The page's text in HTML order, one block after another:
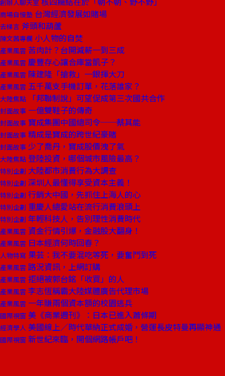
創辦人聊天室
商場自慢塾 台灣經濟發展如賭場
去梯言 斧頭和葫蘆
陳文茜專欄 小人物的自焚
產業風雲 苦肉計？台開減薪一到三成
產業風雲 慶豐存心讓合庫當凱子？
產業風雲 陳建隆「搶救」一銀揮大刀
產業風雲 五千萬支手機訂單，花落誰家？
大陸焦點 「邦聯制說」可望促成第三次國共合作
封面故事 一億雙鞋子的傳奇
封面故事 寶成集團中國總司令──蔡其能
封面故事 精成是寶成的跨世紀豪賭
封面故事 少了喬丹，寶成股價洩了氣
大陸焦點 登陸投資，哪個城市風險最高？
特別企劃 大陸都市消費行為大調查
特別企劃 深圳人最懂得享受資本主義！
特別企劃 行銷大中國，先抓住上海人的心
特別企劃 重慶人總愛站在流行消費浪頭上
特別企劃 年輕科技人，告別理性消費時代
產業風雲 資金行情引爆，金融股大翻身！
產業風雲 日本經濟何時回春？
人物特寫 果芸：我不要混吃等死，要奮鬥到死
產業風雲 路況資訊，上網訂購
產業風雲 拒絕被郭台銘「收買」的人
產業風雲 李志恆稱霸大陸媒體廣告代理市場
產業風雲 一年賺兩個資本額的校園逃兵
國際視窗 美《商業週刊》：日本已進入蕭條期
經濟學人 美國線上／時代華納正式成婚，營運長皮特曼再顯神通
國際視窗 新世紀來臨，開個網路帳戶吧！